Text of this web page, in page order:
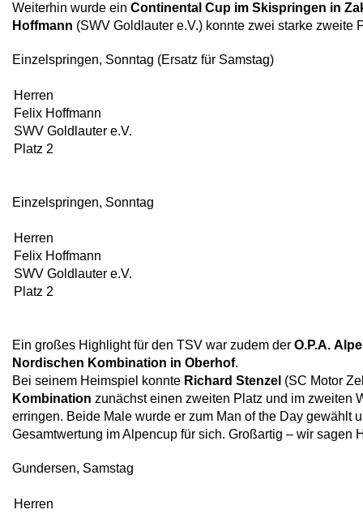
Weiterhin wurde ein Continental Cup im Skispringen in
Hoffmann (SWV Goldlauter e.V.) konnte zwei starke zweite
Einzelspringen, Sonntag (Ersatz für Samstag)
Herren
Felix Hoffmann
SWV Goldlauter e.V.
Platz 2
Einzelspringen, Sonntag
Herren
Felix Hoffmann
SWV Goldlauter e.V.
Platz 2
Ein großes Highlight für den TSV war zudem der O.P.A.
Nordischen Kombination in Oberhof.
Bei seinem Heimspiel konnte Richard Stenzel (SC Motor
Kombination zunächst einen zweiten Platz und im zweiten
erringen. Beide Male wurde er zum Man of the Day gewählt
Gesamtwertung im Alpencup für sich. Großartig – wir sagen
Gundersen, Samstag
Herren